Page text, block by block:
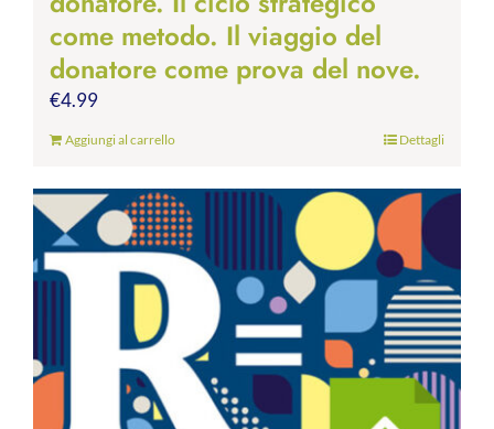
come metodo. Il viaggio del
donatore come prova del nove.
€4.99
Aggiungi al carrello Dettagli